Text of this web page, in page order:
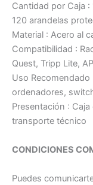
Cantidad por Caja
120 arandelas
Material : Acero al
Compatibilidad :
Quest, Tripp Lite,
Uso
ordenadores,
Presentación :
transporte técnico
CONDICIONES
Puedes